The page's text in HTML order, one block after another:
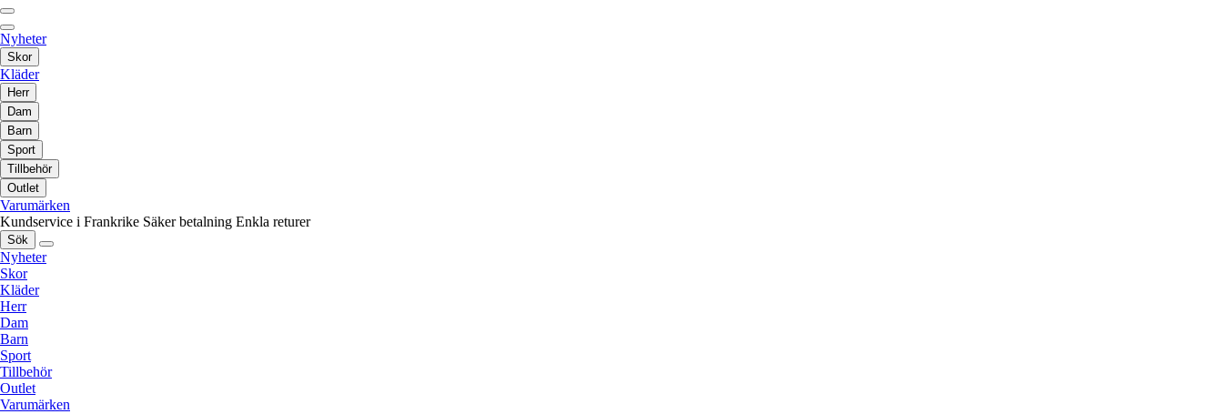
Nyheter
Skor
Kläder
Herr
Dam
Barn
Sport
Tillbehör
Outlet
Varumärken
Kundservice i Frankrike Säker betalning Enkla returer
Sök
Nyheter
Skor
Kläder
Herr
Dam
Barn
Sport
Tillbehör
Outlet
Varumärken